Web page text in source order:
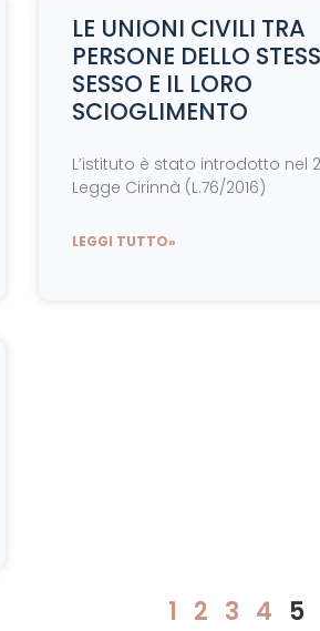
LE UNIONI CIVILI TRA
PERSONE DELLO
SESSO E IL LORO
SCIOGLIMENTO
L’istituto è stato introdotto nel
Legge Cirinnà (L.76/2016)
LEGGI TUTTO»
1 2 3 4 5